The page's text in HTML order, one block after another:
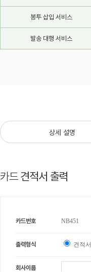
봉투 삽입 서비스
발송 대행 서비스
상세 설명
카드견적서 출력
카드번호 NB451
출력형식 견적서
회사이름